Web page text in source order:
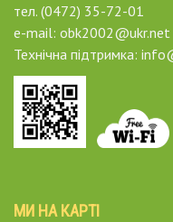
тел. (0472) 35-72-01
e-mail: obk2002@ukr.net
Технічна підтримка:
МИ НА КАРТІ